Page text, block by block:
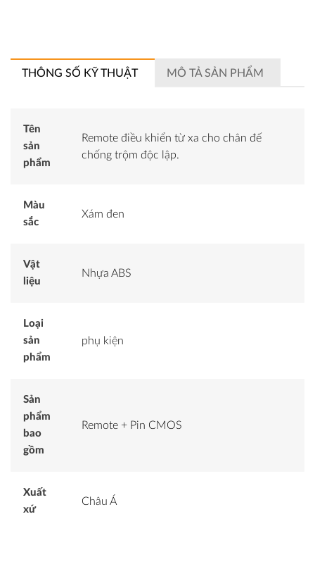
THÔNG SỐ KỸ THUẬT MÔ TẢ SẢN PHẨM
Tên
sản
phẩm
Remote điều khiển từ xa cho chân đế
chống trộm độc lập.
Màu
sắc
Xám đen
Vật
liệu
Nhựa ABS
Loại
sản
phẩm
phụ kiện
Sản
phẩm
bao
gồm
Remote + Pin CMOS
Xuất
xứ
Châu Á